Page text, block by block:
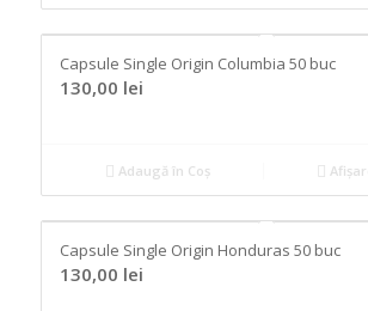
Capsule Single Origin Columbia 50 buc
130,00 lei
Adaugă în Coș
Capsule Single Origin Honduras 50 buc
130,00 lei